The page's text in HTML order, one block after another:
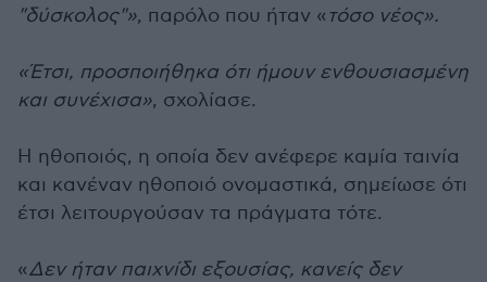
"δύσκολος"», παρόλο που ήταν « τόσο νέος».
«Έτσι, προσποιήθηκα ότι ήμουν ενθουσιασμένη
και συνέχισα», σχολίασε.
Η ηθοποιός, η οποία δεν ανέφερε καμία ταινία
και κανέναν ηθοποιό ονομαστικά, σημείωσε ότι
έτσι λειτουργούσαν τα πράγματα τότε.
«Δεν ήταν παιχνίδι εξουσίας, κανείς δεν